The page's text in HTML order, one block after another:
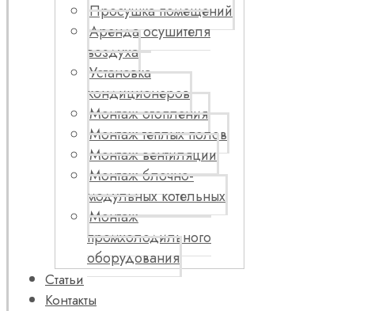
Просушка помещений
Аренда осушителя
воздуха
Установка
кондиционеров
Монтаж отопления
Монтаж теплых полов
Монтаж вентиляции
Монтаж блочно-
модульных котельных
Монтаж
промхолодильного
оборудования
Статьи
Контакты